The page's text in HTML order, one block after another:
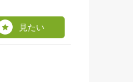
見たい